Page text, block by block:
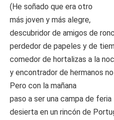
(He soñado que era otro
más joven y más alegre,
descubridor de amigos de
perdedor de papeles y de
comedor de hortalizas a la
y encontrador de hermanos
Pero con la mañana
paso a ser una campa de feria
desierta en un rincón de